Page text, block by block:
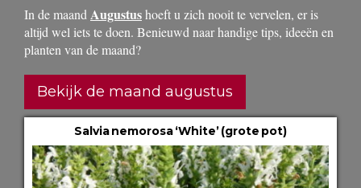
In de maand Augustushoeft u zich nooit te vervelen, er is
altijd wel iets te doen. Benieuwd naar handige tips, ideeën en
planten van de maand?
Bekijk de maand augustus
Salvia nemorosa ‘White’ (grote pot)